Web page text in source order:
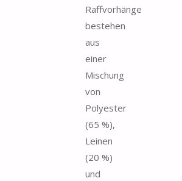
Raffvorhänge
bestehen
aus
einer
Mischung
von
Polyester
(65 %),
Leinen
(20 %)
und